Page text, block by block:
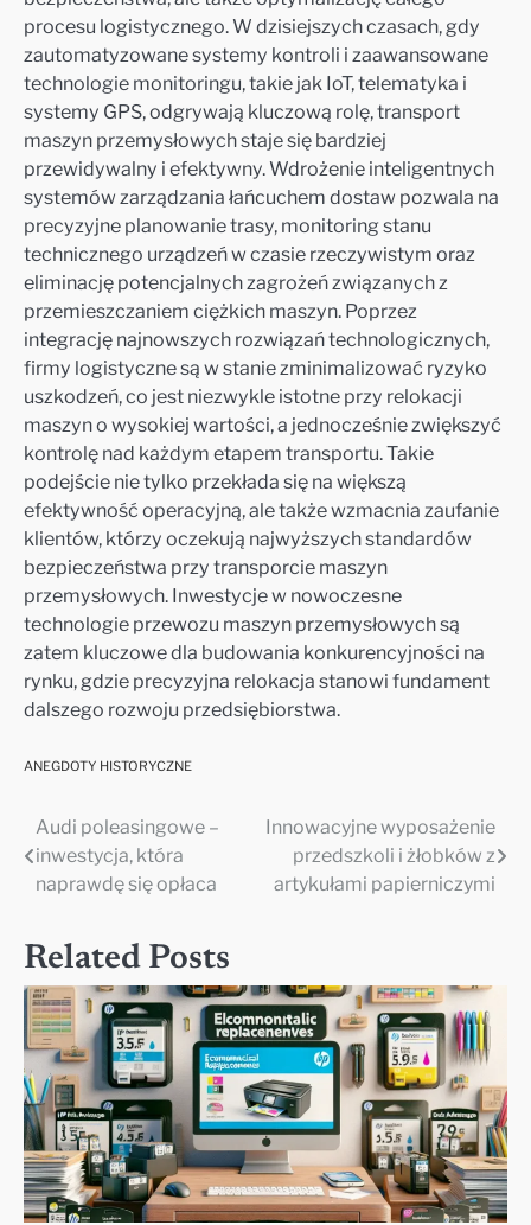
procesu logistycznego. W dzisiejszych czasach, gdy
zautomatyzowane systemy kontroli i zaawansowane
technologie monitoringu, takie jak IoT, telematyka i
systemy GPS, odgrywają kluczową rolę, transport
maszyn przemysłowych staje się bardziej
przewidywalny i efektywny. Wdrożenie inteligentnych
systemów zarządzania łańcuchem dostaw pozwala na
precyzyjne planowanie trasy, monitoring stanu
technicznego urządzeń w czasie rzeczywistym oraz
eliminację potencjalnych zagrożeń związanych z
przemieszczaniem ciężkich maszyn. Poprzez
integrację najnowszych rozwiązań technologicznych,
firmy logistyczne są w stanie zminimalizować ryzyko
uszkodzeń, co jest niezwykle istotne przy relokacji
maszyn o wysokiej wartości, a jednocześnie zwiększyć
kontrolę nad każdym etapem transportu. Takie
podejście nie tylko przekłada się na większą
efektywność operacyjną, ale także wzmacnia zaufanie
klientów, którzy oczekują najwyższych standardów
bezpieczeństwa przy transporcie maszyn
przemysłowych. Inwestycje w nowoczesne
technologie przewozu maszyn przemysłowych są
zatem kluczowe dla budowania konkurencyjności na
rynku, gdzie precyzyjna relokacja stanowi fundament
dalszego rozwoju przedsiębiorstwa.
ANEGDOTY HISTORYCZNE
Nawigacja
wpisu
Audi poleasingowe –
inwestycja, która
naprawdę się opłaca
Innowacyjne wyposażenie
przedszkoli i żłobków z
artykułami papierniczymi
Related Posts